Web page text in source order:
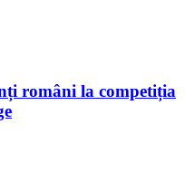
români la competiția